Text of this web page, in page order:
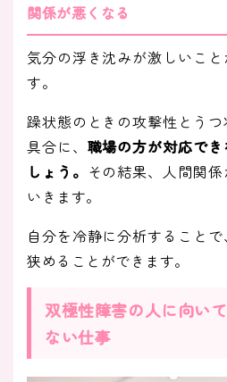
関係が悪くなる
気分の浮き沈みが激しいこ
す。
躁状態のときの攻撃性とう
具合に、 職場の方が対応で
しょう。 その結果、人間関
いきます。
自分を冷静に分析すること
狭めることができます。
双極性障害の人に向い
ない仕事